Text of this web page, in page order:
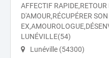
AFFECTIF RAPIDE,RETOUR
D'AMOUR,RÉCUPÉRER SON
LUNÉVILLE(54)
Lunéville (54300)